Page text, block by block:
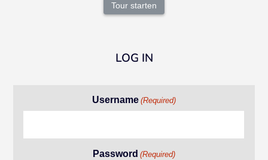
Tour starten
LOG IN
Username (Required)
Password (Required)